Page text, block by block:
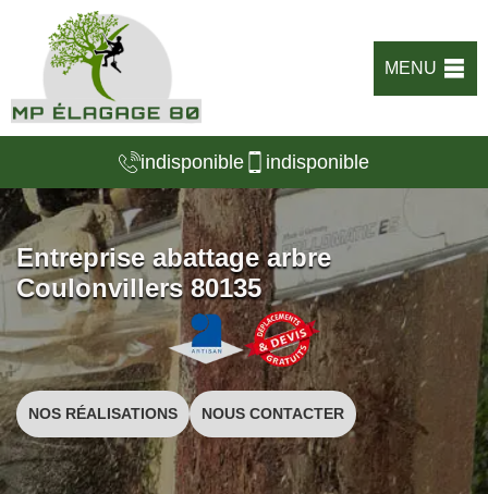
MENU
indisponible indisponible
Entreprise abattage arbre
Coulonvillers 80135
NOS RÉALISATIONS NOUS CONTACTER